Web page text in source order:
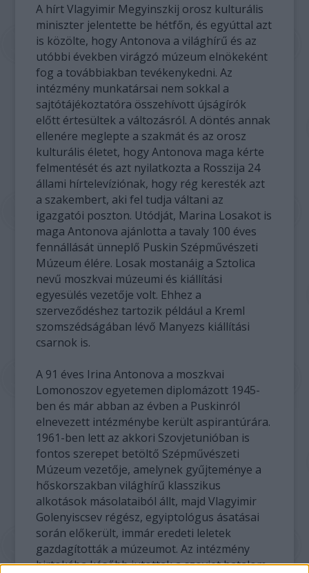
A hírt Vlagyimir Megyinszkij orosz kulturális
miniszter jelentette be hétfőn, és egyúttal azt
is közölte, hogy Antonova a világhírű és az
utóbbi években virágzó múzeum elnökeként
fog a továbbiakban tevékenykedni. Az
intézmény munkatársai nem sokkal a
sajtótájékoztatóra összehívott újságírók
előtt értesültek a változásról. A döntés annak
ellenére meglepte a szakmát és az orosz
kulturális életet, hogy Antonova maga kérte
felmentését és azt nyilatkozta a Rosszija 24
állami hírtelevíziónak, hogy rég keresték azt
a szakembert, aki fel tudja váltani az
igazgatói poszton. Utódját, Marina Losakot is
maga Antonova ajánlotta a tavaly 100 éves
fennállását ünneplő Puskin Szépművészeti
Múzeum élére. Losak mostanáig a Sztolica
nevű moszkvai múzeumi és kiállítási
egyesülés vezetője volt. Ehhez a
szerveződéshez tartozik például a Kreml
szomszédságában lévő Manyezs kiállítási
csarnok is.
A 91 éves Irina Antonova a moszkvai
Lomonoszov egyetemen diplomázott 1945-
ben és már abban az évben a Puskinról
elnevezett intézménybe került aspirantúrára.
1961-ben lett az akkori Szovjetunióban is
fontos szerepet betöltő Szépművészeti
Múzeum vezetője, amelynek gyűjteménye a
hőskorszakban világhírű klasszikus
alkotások másolataiból állt, majd Vlagyimir
Golenyiscsev régész, egyiptológus ásatásai
során előkerült, immár eredeti leletek
gazdagították a múzeumot. Az intézmény
birtokába később jutottak a szovjet hatalom